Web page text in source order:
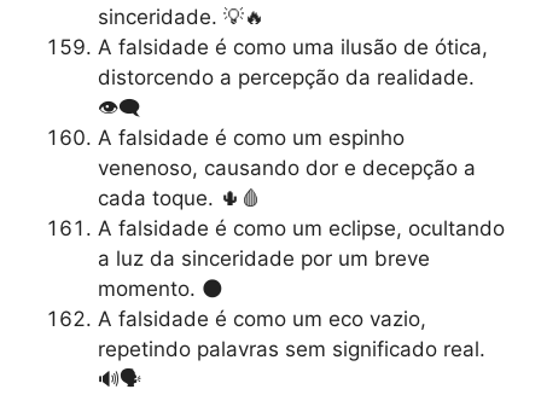
sinceridade. 💡🔥
A falsidade é como uma ilusão de ótica,
distorcendo a percepção da realidade.
👁️‍🗨️
A falsidade é como um espinho
venenoso, causando dor e decepção a
cada toque. 🌵🩸
A falsidade é como um eclipse, ocultando
a luz da sinceridade por um breve
momento. 🌑
A falsidade é como um eco vazio,
repetindo palavras sem significado real.
🔊🗣️